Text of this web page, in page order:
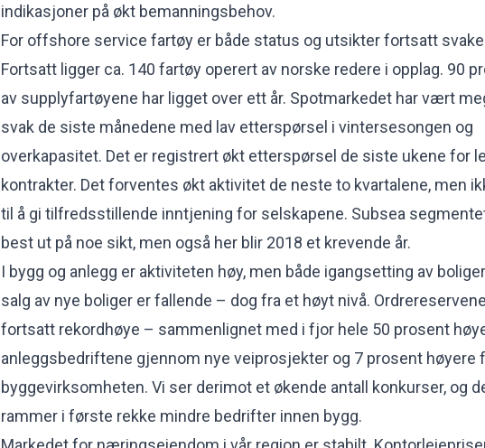
indikasjoner på økt bemanningsbehov.
For offshore service fartøy er både status og utsikter fortsatt
Fortsatt ligger ca. 140 fartøy operert av norske redere i opplag. 90
av supplyfartøyene har ligget over ett år. Spotmarkedet har vært
svak de siste månedene med lav etterspørsel i vintersesongen og
overkapasitet. Det er registrert økt etterspørsel de siste ukene for
kontrakter. Det forventes økt aktivitet de neste to kvartalene, men
til å gi tilfredsstillende inntjening for selskapene. Subsea
best ut på noe sikt, men også her blir 2018 et krevende år.
I bygg og anlegg er aktiviteten høy, men både igangsetting av
salg av nye boliger er fallende – dog fra et høyt nivå.
fortsatt rekordhøye – sammenlignet med i fjor hele 50 prosent
anleggsbedriftene gjennom nye veiprosjekter og 7 prosent høyere
byggevirksomheten. Vi ser derimot et økende antall konkurser, og
rammer i første rekke mindre bedrifter innen bygg.